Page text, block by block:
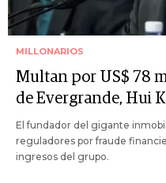
MILLONARIOS
Multan por US$ 78
de Evergrande, Hui
El fundador del gigante
reguladores por fraude
ingresos del grupo.